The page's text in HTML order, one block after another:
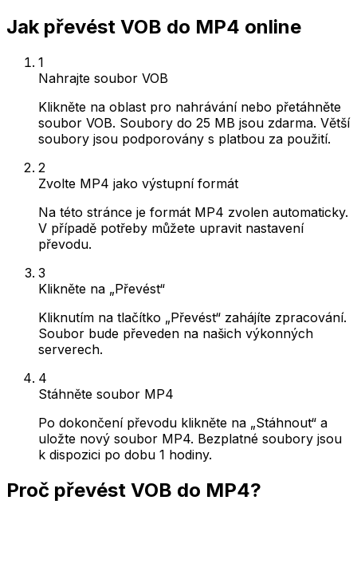
Jak převést VOB do MP4 online
1
Nahrajte soubor VOB
Klikněte na oblast pro nahrávání nebo přetáhněte
soubor VOB. Soubory do 25 MB jsou zdarma. Větší
soubory jsou podporovány s platbou za použití.
2
Zvolte MP4 jako výstupní formát
Na této stránce je formát MP4 zvolen automaticky.
V případě potřeby můžete upravit nastavení
převodu.
3
Klikněte na „Převést“
Kliknutím na tlačítko „Převést“ zahájíte zpracování.
Soubor bude převeden na našich výkonných
serverech.
4
Stáhněte soubor MP4
Po dokončení převodu klikněte na „Stáhnout“ a
uložte nový soubor MP4. Bezplatné soubory jsou
k dispozici po dobu 1 hodiny.
Proč převést VOB do MP4?